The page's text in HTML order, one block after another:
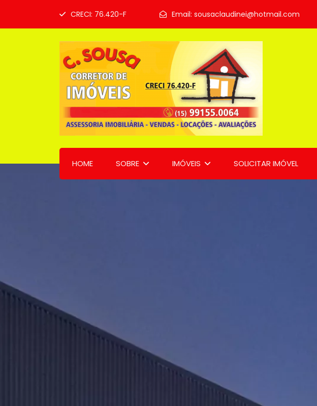
CRECI: 76.420-F Email: sousaclaudinei@hotmail.com
HOME SOBRE IMÓVEIS SOLICITAR IMÓVEL